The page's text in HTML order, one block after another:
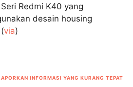
Redmi K40 yang
desain housing
via)
INFORMASI YANG KURANG TEPAT